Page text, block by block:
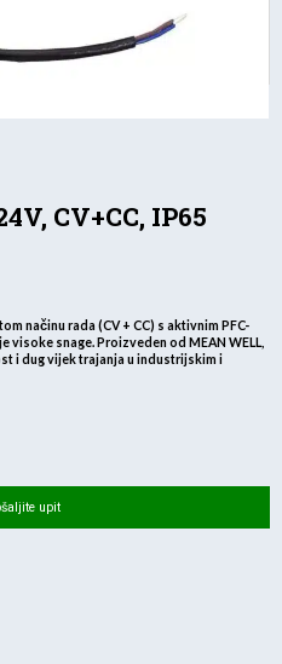
CV+CC, IP65
načinu rada (CV + CC) s aktivnim PFC-
visoke snage. Proizveden od MEAN WELL,
i dug vijek trajanja u industrijskim i
upit